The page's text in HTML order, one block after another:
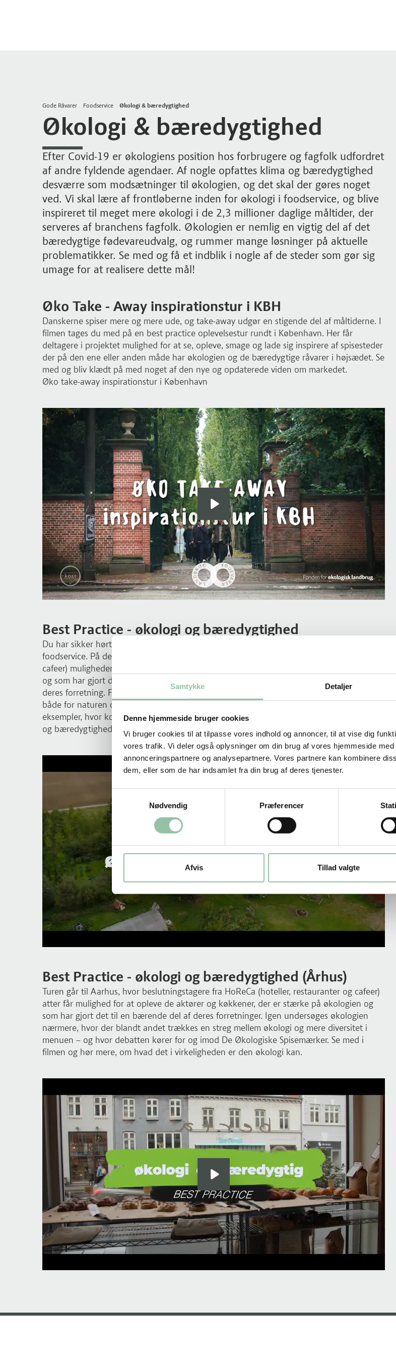
Samtykke Detaljer
Denne hjemmeside bruger cookies
Vi bruger cookies til at tilpasse vores indhold og annoncer, til at vise dig
vores trafik. Vi deler også oplysninger om din brug af vores hjemmeside
annonceringspartnere og analysepartnere. Vores partnere kan kombinere
dem, eller som de har indsamlet fra din brug af deres tjenester.
Nødvendig
Præferencer
Afvis Tillad valgte
Gode Råvarer Foodservice Økologi & bæredygtighed
Økologi & bæredygtighed
Efter Covid-19 er økologiens position hos forbrugere og fagfolk udfordret
af andre fyldende agendaer. Af nogle opfattes klima og bæredygtighed
desværre som modsætninger til økologien, og det skal der gøres noget
ved. Vi skal lære af frontløberne inden for økologi i foodservice, og blive
inspireret til meget mere økologi i de 2,3 millioner daglige måltider, der
serveres af branchens fagfolk. Økologien er nemlig en vigtig del af det
bæredygtige fødevareudvalg, og rummer mange løsninger på aktuelle
problematikker. Se med og få et indblik i nogle af de steder som gør sig
umage for at realisere dette mål!
Øko Take - Away inspirationstur i KBH
Danskerne spiser mere og mere ude, og take-away udgør en stigende del af måltiderne. I
filmen tages du med på en best practice oplevelsestur rundt i København. Her får
deltagere i projektet mulighed for at se, opleve, smage og lade sig inspirere af spisesteder
der på den ene eller anden måde har økologien og de bæredygtige råvarer i højsædet. Se
med og bliv klædt på med noget af den nye og opdaterede viden om markedet.
Øko take-away inspirationstur i København
Best Practice - økologi og bæredygtighed
Du har sikker hørt budskabet om, at økologi og bæredygtighed kan fylde endnu mere i
foodservice. På denne tur får beslutningstagere fra HoReCa (hoteller, restauranter og
cafeer) muligheden for at opleve nogle af de steder, som netop er stærke på økologien –
og som har gjort det lokale, det økologiske og det bæredygtige til en bærende del af
deres forretning. For Michelin-restauranten på Dragsholm slot, betyder økologi meget,
både for naturen og for produktet. Se med i filmen og hør mere om de konkrete øko-
eksempler, hvor kokke og ejere kommer med deres bud på hvorfor de mener at økologi
og bæredygtighed går hånd i hånd med kvalitets råvarer.
Best Practice - økologi og bæredygtighed (Århus)
Turen går til Aarhus, hvor beslutningstagere fra HoReCa (hoteller, restauranter og cafeer)
atter får mulighed for at opleve de aktører og køkkener, der er stærke på økologien og
som har gjort det til en bærende del af deres forretninger. Igen undersøges økologien
nærmere, hvor der blandt andet trækkes en streg mellem økologi og mere diversitet i
menuen – og hvor debatten kører for og imod De Økologiske Spisemærker. Se med i
filmen og hør mere, om hvad det i virkeligheden er den økologi kan.